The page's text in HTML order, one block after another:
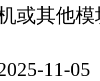
或其他
11-